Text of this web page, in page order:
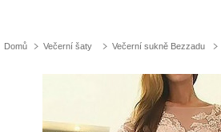
Domů Večerní šaty Večerní sukně Bezzadu